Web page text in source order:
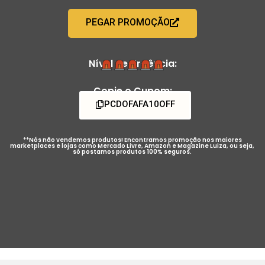
PEGAR PROMOÇÃO
Nível de Urgência:
Copie o Cupom:
PCDOFAFA10OFF
**Nós não vendemos produtos! Encontramos promoção nos maiores
marketplaces e lojas como Mercado Livre, Amazon e Magazine Luiza, ou seja,
só postamos produtos 100% seguros.